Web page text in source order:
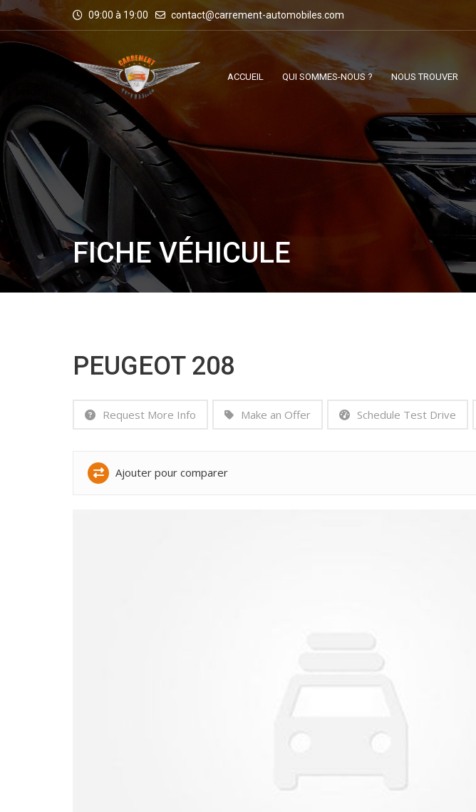
09:00 à 19:00 contact@carrement-automobiles.com
ACCUEIL QUI SOMMES-NOUS ? NOUS TROUVER
FICHE VÉHICULE
PEUGEOT 208
Request More Info Make an Offer Schedule Test Drive
Ajouter pour comparer